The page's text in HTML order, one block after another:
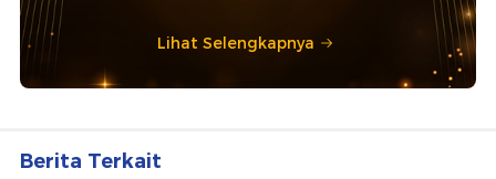
Lihat Selengkapnya
Berita Terkait